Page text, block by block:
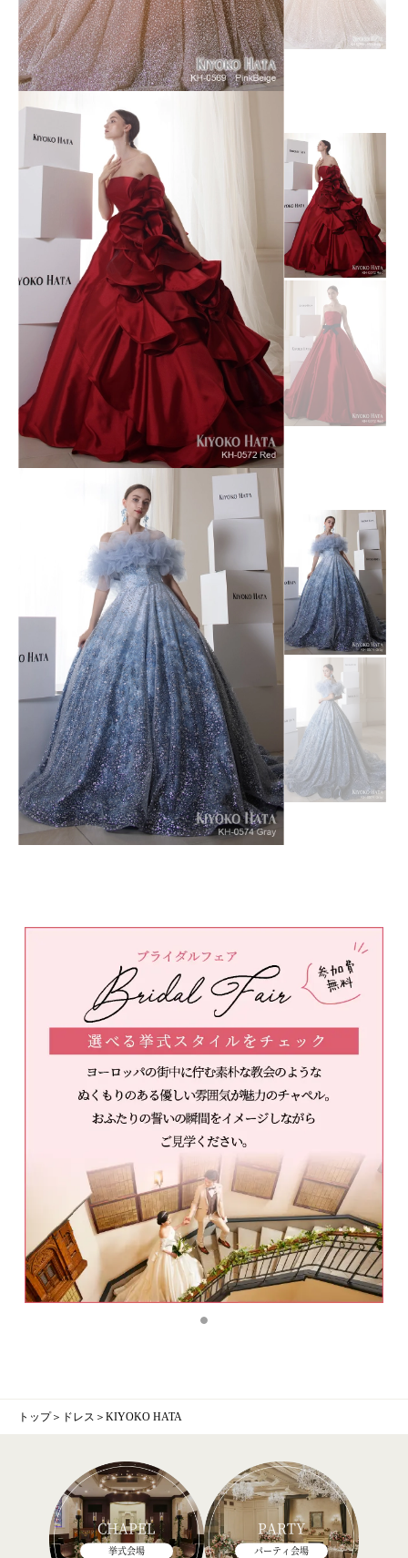
トップ＞ ドレス ＞ KIYOKO HATA
CHAPEL
挙式会場
PARTY
パーティ会場